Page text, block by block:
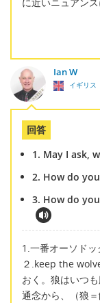
に近いニュアン
Ian W
イギリス
回答
1. May I ask,
2. How do
3. How do
1.一番オーソドッ
２.keep the
おく。狼はいつ
通念から、（狼